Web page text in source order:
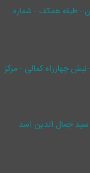
- طبقه همکف - شماره
چهارراه کمالی - مرکز
سید جمال ‌الدین اسد